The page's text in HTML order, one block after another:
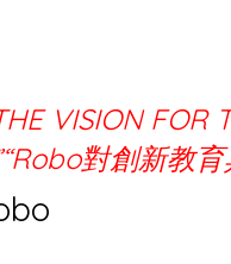
VISION FOR
對創新教